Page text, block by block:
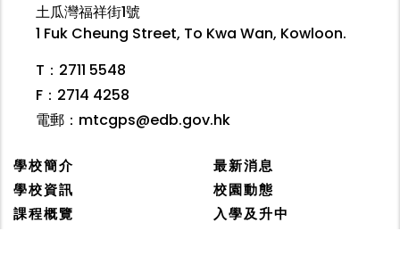
土瓜灣福祥街1號
1 Fuk Cheung Street, To Kwa Wan, Kowloon.
T：2711 5548
F：2714 4258
電郵： mtcgps@edb.gov.hk
學校簡介
學校資訊
課程概覽
最新消息
校園動態
入學及升中